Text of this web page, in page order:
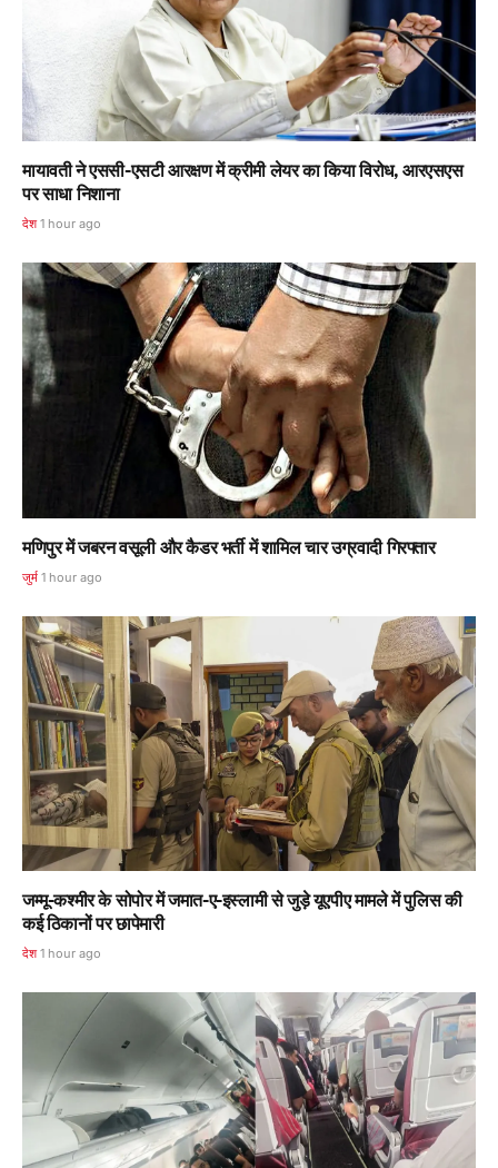
मायावती ने एससी-एसटी आरक्षण में क्रीमी लेयर का किया विरोध, आरएसएस
पर साधा निशाना
देश 1 hour ago
मणिपुर में जबरन वसूली और कैडर भर्ती में शामिल चार उग्रवादी गिरफ्तार
जुर्म 1 hour ago
जम्मू-कश्मीर के सोपोर में जमात-ए-इस्लामी से जुड़े यूएपीए मामले में पुलिस की
कई ठिकानों पर छापेमारी
देश 1 hour ago